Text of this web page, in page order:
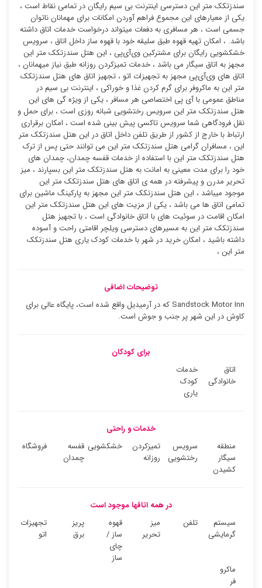
سندزتکک متر این دسترسی اینترنت بی سیم رایگان در تمامی نقاط است ،
یکی از معیارهای این مجموع فراهم آوردن امکانات برای مهمانان ناتوان
جسمی است ، هر مسافری به دفعات میتواند درخواست خدمات اتاق داشته
باشد. ، امکان تهیه قهوه طبق سلیقه خود با قهوه ساز داخل اتاق ، سرویس
خشکشویی رایگان برای مشترکین وی‌آی‌پی ، این هتل سندزتکک متر این
مجهز به اتاق سیگار می باشد ، خدمات تمیزکردن روزانه طبق نیاز میهمانان ،
اتاق های وی‌آی‌پی مجهز به تجهیزات اتو ، تجهیز اتاق های هتل سندزتکک
متر این به ماکروفر برای گرم کردن غذا و خوراکی ، اینترنت بی سیم در
مناطق عمومی با آی پی اختصاصی هر مسافر ، یکی از ویژه گی های این
هتل سندزتکک متر این سرویس رختشویی شبانه روزی است ، برای حمل و
نقل فرودگاهی شما سرویس تاکسی پیش بینی شده است ، امکان برقراری
ارتباط با خارج از کشور از طریق تلفن داخل اتاق در این هتل سندزتکک متر
این ، مسافران گرامی هتل سندزتکک متر این می توانند حتی پس از ترک
هتل سندزتکک متر این با استفاده از خدمات قفسه چمدان، چمدان های
خود را برای مدت معینی به امانت به هتل سندزتکک متر این بسپارند ، میز
تحریر مدرن و پیشرفته در همه ی اتاق های هتل سندزتکک متر این
موجود میباشد ، این هتل سندزتکک متر این مجهز به پارکینگ ماشین برای
تمامی اتاق ها می باشد ، یکی از مزیت های این هتل سندزتکک متر این
امکان اقامت در سوئیت ‌های با اتاق خانوادگی است ، با تجهیز هتل
سندزتکک متر این به مسیرهای دسترسی ویلچر اقامتی راحت و آسوده
داشته باشید ، امکان خرید در شهر با خدمات کودک یاری هتل سندزتکک
متر این ،
توضیحات اضافی
Sandstock Motor Inn که در آرمیدیل واقع شده است، پایگاه عالی برای
کاوش در این شهر پر جنب و جوش است.
برای کودکان
اتاق
خانوادگی
خدمات
کودک
یاری
خدمات و راحتی
منطقه
سیگار
کشیدن
سرویس
رختشویی
تمیزکردن
روزانه
خشکشویی قفسه
چمدان
فروشگاه
در همه اتاقها موجود است
سیستم
گرمایشی
تلفن
میز
تحریر
قهوه
ساز /
چای
ساز
پریز
برق
تجهیزات
اتو
ماکرو
فر